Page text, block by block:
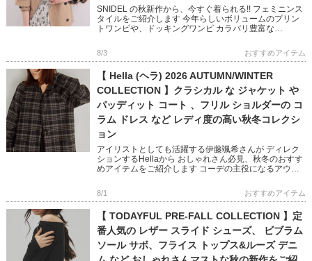
SNIDEL の秋新作から、今すぐ着られる!! フェミニンス
タイルをご紹介します 今年らしいボリュームのプリン
トワンピや、ドッキングワンピ カラバリ豊富な
8/3 おすすめアイテム
【 Hella (ヘラ) 2026 AUTUMN/WINTER
COLLECTION 】クラシカル な ジャケット や
パッディット コート 、フリル ショルダーの コ
ラム ドレス など レディ度の高い秋冬コレクシ
ョン
アイリストとしても活躍する伊藤颯希さんが ディレク
ションするHellaから おしゃれさん必見、秋冬のおすす
めアイテムをご紹介します コーデの主役になるアウタ
8/1 おすすめアイテム
【 TODAYFUL PRE-FALL COLLECTION 】定
番人気の レザー スライド シューズ、 ビブラム
ソール サボ、フライス トップス&ルーズ デニ